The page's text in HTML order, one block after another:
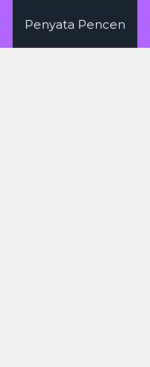
Penyata Pencen